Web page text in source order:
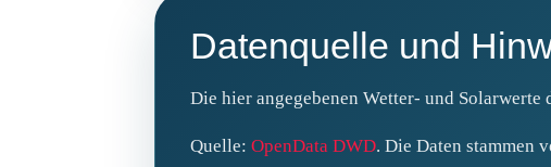
Datenquelle und
Die hier angegebenen Wetter- und
Quelle: OpenData DWD. Die Daten stammen